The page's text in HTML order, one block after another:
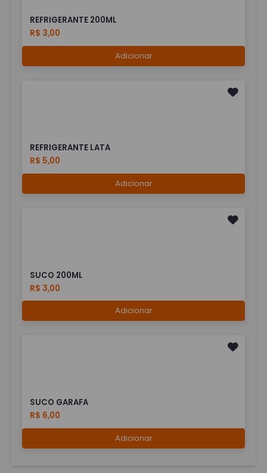
REFRIGERANTE 200ML
R$ 3,00
Adicionar
REFRIGERANTE LATA
R$ 5,00
Adicionar
SUCO 200ML
R$ 3,00
Adicionar
SUCO GARAFA
R$ 6,00
Adicionar